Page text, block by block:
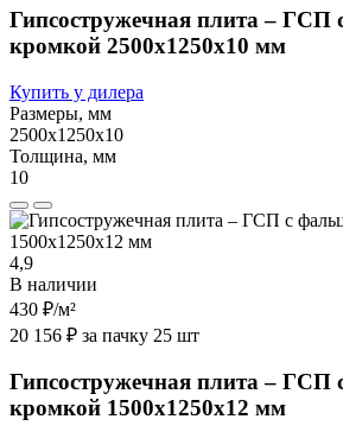
Гипсостружечная плита – ГСП
кромкой 2500х1250х10 мм
Купить у дилера
Размеры, мм
2500х1250х10
Толщина, мм
10
4,9
В наличии
430 ₽/м²
20 156 ₽ за пачку 25 шт
Гипсостружечная плита – ГСП
кромкой 1500х1250х12 мм